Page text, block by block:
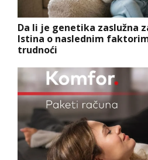
Da li je genetika zaslužna
Istina o naslednim
trudnoći